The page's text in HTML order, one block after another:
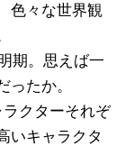
色々な世界観
期。思えば一
たか。
クターそれぞ
いキャラクタ